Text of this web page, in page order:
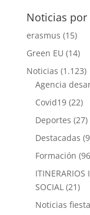
Noticias por
erasmus (15)
Green EU (14)
Noticias (1.123)
Agencia
Covid19(22)
Deportes (27)
Destacadas
Formación
ITINERARIOS
SOCIAL(21)
Noticias